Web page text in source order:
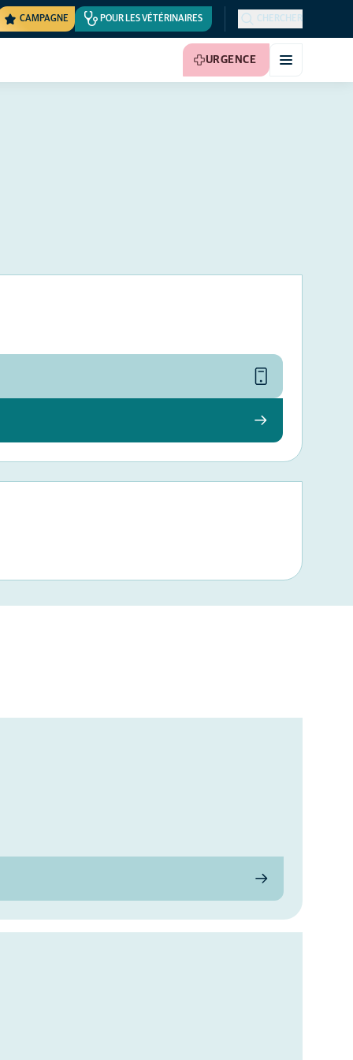
CAMPAGNE POUR LES VÉTÉRINAIRES CHERCHER
URGENCE